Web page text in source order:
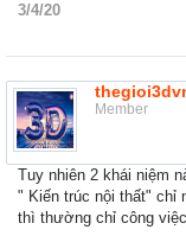
3/4/20
Member
Tuy nhiên 2 khái niệm
" Kiến trúc nội thất" chỉ
thì thường chỉ công